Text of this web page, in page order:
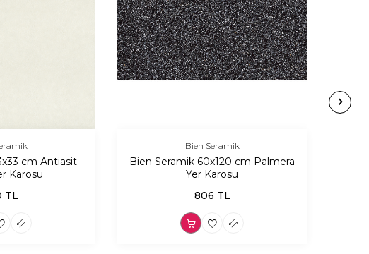
cm Antiasit
Karosu
TL
Bien Seramik
Bien Seramik 60x120 cm Palmera
Yer Karosu
806 TL